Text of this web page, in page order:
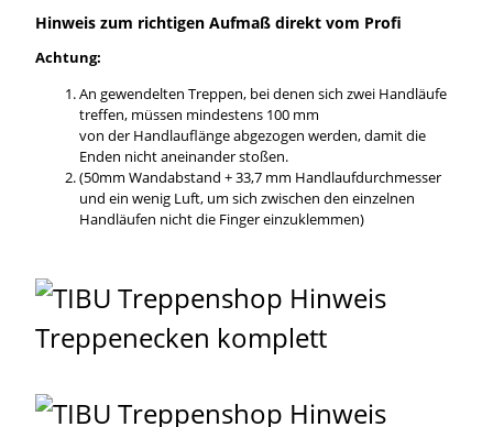
Hinweis zum richtigen Aufmaß direkt vom Profi
Achtung:
An gewendelten Treppen, bei denen sich zwei Handläufe
treffen, müssen mindestens 100 mm
von der Handlauflänge abgezogen werden, damit die
Enden nicht aneinander stoßen.
(50mm Wandabstand + 33,7 mm Handlaufdurchmesser
und ein wenig Luft, um sich zwischen den einzelnen
Handläufen nicht die Finger einzuklemmen)